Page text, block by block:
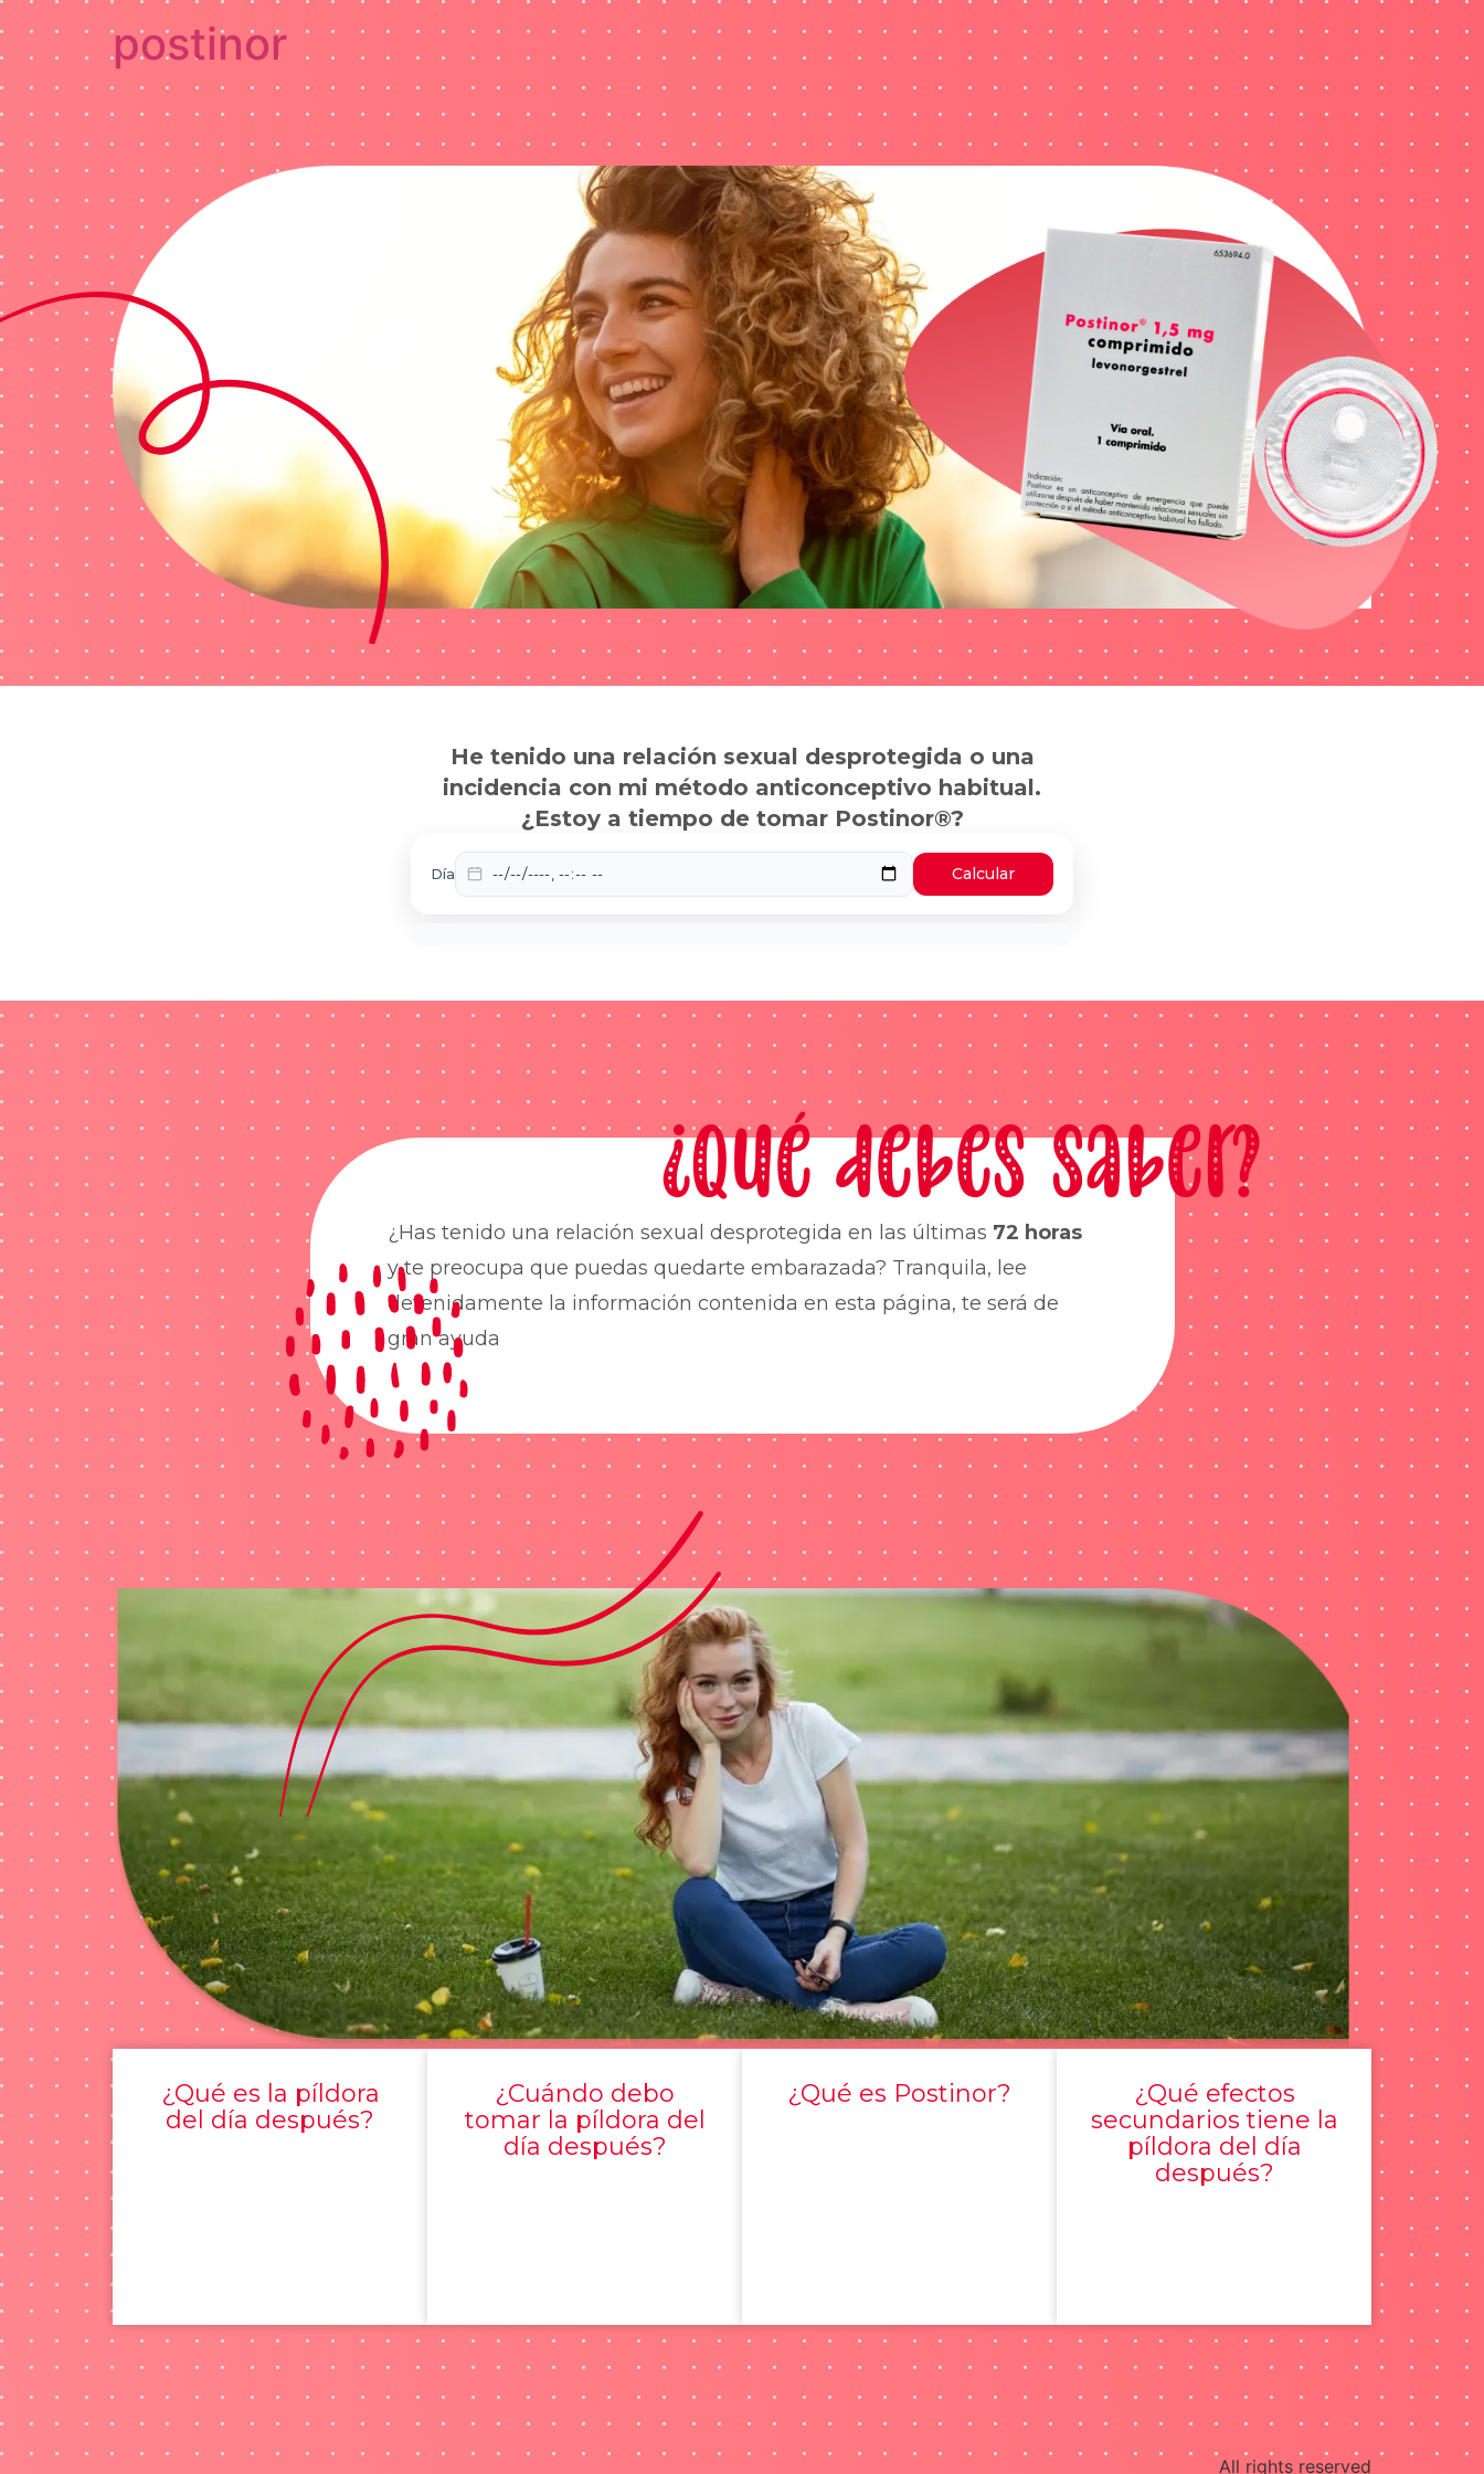
postinor
He tenido una relación sexual desprotegida o una
incidencia con mi método anticonceptivo habitual.
¿Estoy a tiempo de tomar Postinor®?
Día Calcular
¿Qué debes saber?
¿Has tenido una relación sexual desprotegida en las últimas 72 horas
y te preocupa que puedas quedarte embarazada? Tranquila, lee
detenidamente la información contenida en esta página, te será de
gran ayuda
¿Qué es la píldora
del día después?
¿Cuándo debo
tomar la píldora del
día después?
¿Qué es Postinor?
¿Qué efectos
secundarios tiene la
píldora del día
después?
All rights reserved